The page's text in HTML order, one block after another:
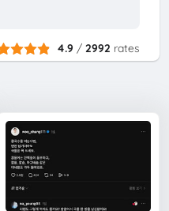
4.9 /2992 rates